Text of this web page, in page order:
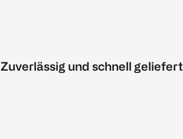
Zuverlässig und schnell geliefert